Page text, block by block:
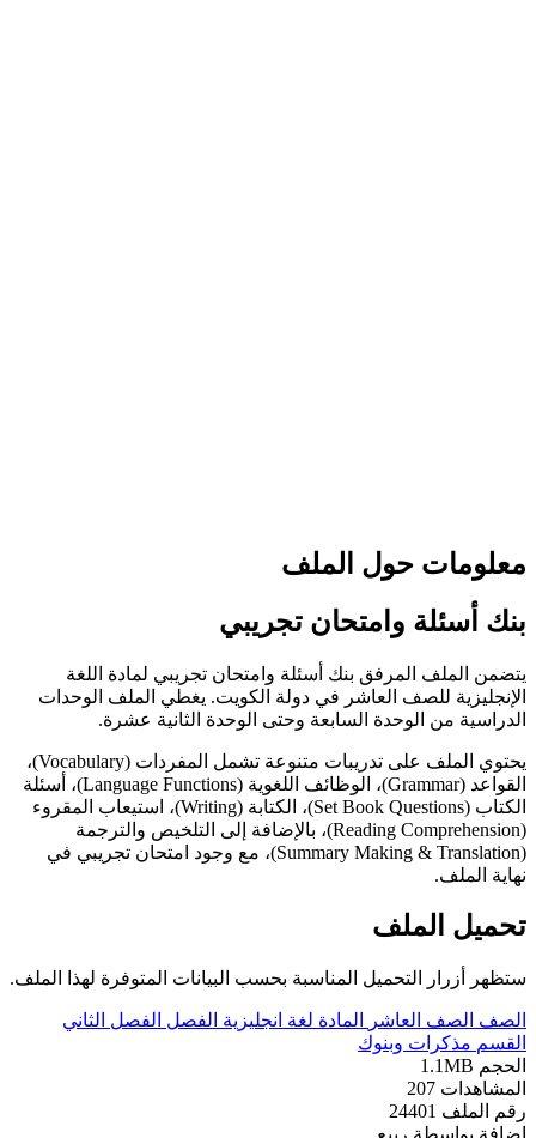
معلومات حول الملف
بنك أسئلة وامتحان تجريبي
يتضمن الملف المرفق بنك أسئلة وامتحان تجريبي لمادة اللغة
الإنجليزية للصف العاشر في دولة الكويت. يغطي الملف الوحدات
الدراسية من الوحدة السابعة وحتى الوحدة الثانية عشرة.
يحتوي الملف على تدريبات متنوعة تشمل المفردات (Vocabulary)،
القواعد (Grammar)، الوظائف اللغوية (Language Functions)، أسئلة
الكتاب (Set Book Questions)، الكتابة (Writing)، استيعاب المقروء
(Reading Comprehension)، بالإضافة إلى التلخيص والترجمة
(Summary Making & Translation)، مع وجود امتحان تجريبي في
نهاية الملف.
تحميل الملف
ستظهر أزرار التحميل المناسبة بحسب البيانات المتوفرة لهذا الملف.
الصف الصف العاشر المادة لغة انجليزية الفصل
الفصل الثاني
القسم مذكرات وبنوك
الحجم 1.1MB
المشاهدات 207
رقم الملف 24401